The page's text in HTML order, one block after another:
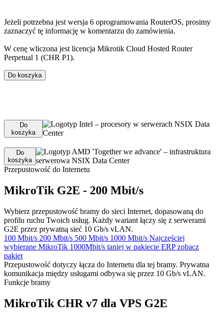
Jeżeli potrzebna jest wersja 6 oprogramowania RouterOS, prosimy
zaznaczyć tę informację w komentarzu do zamówienia.
W cenę wliczona jest licencja Mikrotik Cloud Hosted Router
Perpetual 1 (CHR P1).
Do koszyka
Do
koszyka
Do
koszyka
Przepustowość do Internetu
MikroTik G2E - 200 Mbit/s
Wybierz przepustowość bramy do sieci Internet, dopasowaną do
profilu ruchu Twoich usług. Każdy wariant łączy się z serwerami
G2E przez prywatną sieć 10 Gb/s vLAN.
100 Mbit/s 200 Mbit/s 500 Mbit/s 1000 Mbit/s Najczęściej
wybierane MikroTik 1000Mbit/s taniej w pakiecie ERP zobacz
pakiet
Przepustowość dotyczy łącza do Internetu dla tej bramy. Prywatna
komunikacja między usługami odbywa się przez 10 Gb/s vLAN.
Funkcje bramy
MikroTik CHR v7 dla VPS G2E